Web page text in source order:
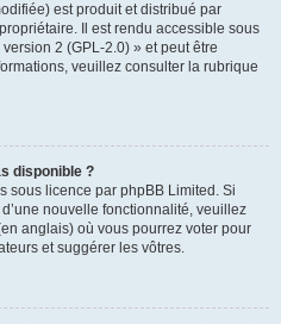
est produit et distribué par
Il est rendu accessible sous
2 (GPL-2.0) » et peut être
veuillez consulter la rubrique
disponible ?
sous licence par phpBB Limited. Si
nouvelle fonctionnalité, veuillez
anglais) où vous pourrez voter pour
et suggérer les vôtres.